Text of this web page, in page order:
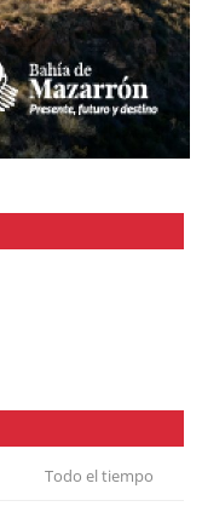
Todo el tiempo